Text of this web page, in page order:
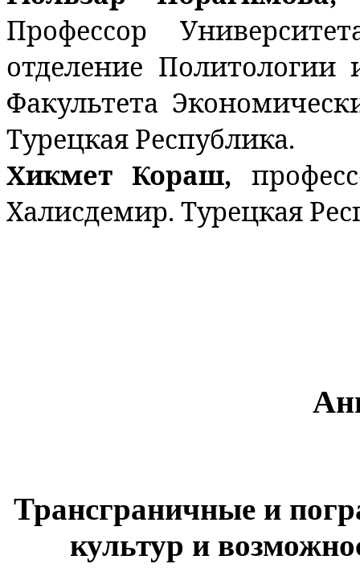
Профессор
отделение
Факультета
Турецкая Республика.
Хикмет Кораш,
Халисдемир. Турецкая
Трансграничные и
культур и